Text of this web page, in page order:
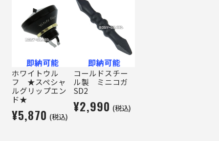
ホワイトウル
フ ★スペシャ
ルグリップエン
ド★
¥5,870 (税込)
コールドスチー
ル製 ミニコガ
SD2
¥2,990 (税込)